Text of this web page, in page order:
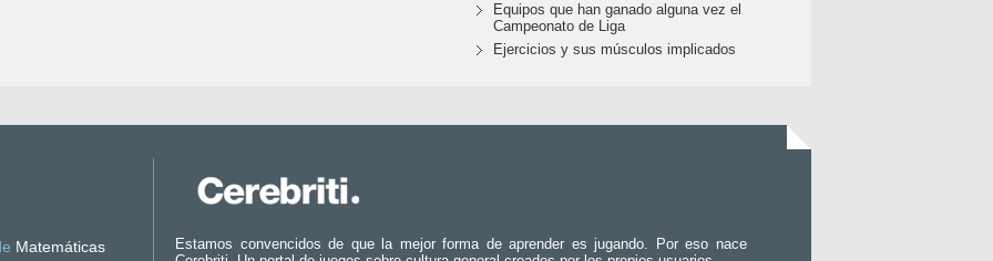
Equipos que han ganado alguna vez el
Campeonato de Liga
Ejercicios y sus músculos implicados
Matemáticas
Estamos convencidos de que la mejor forma de aprender es jugando. Por eso nace